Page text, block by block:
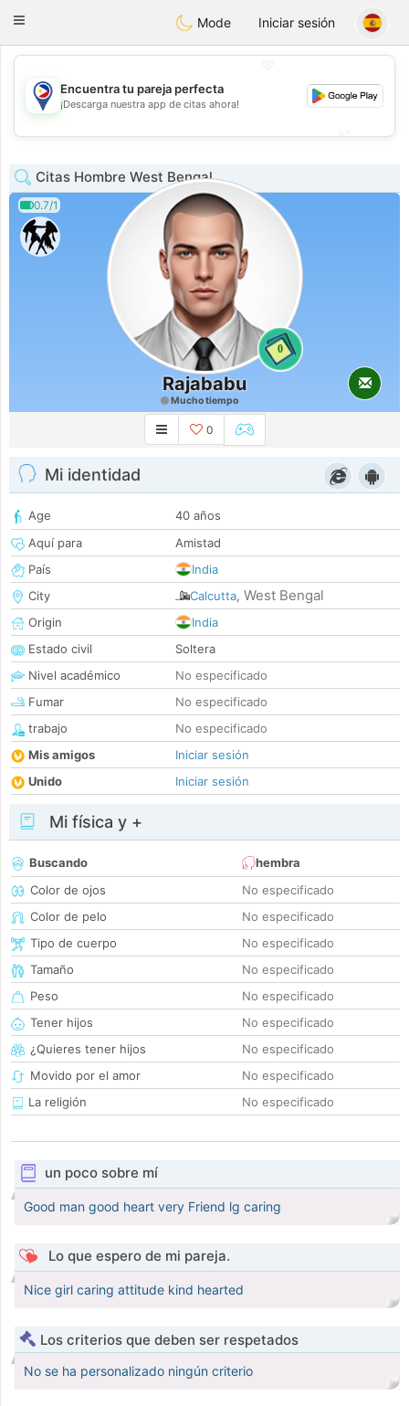
Philippines Chat
Toggle
Mode Iniciar sesión
💖
💕
Encuentra tu pareja perfecta
¡Descarga nuestra app de citas ahora!
Citas Hombre West Bengal
0.7/1
0
Rajababu
Mucho tiempo
0
Mi identidad
Age
40 años
Aquí para
Amistad
País
India
City
Calcutta, West Bengal
Origin
India
Estado civil
Soltera
Nivel académico
No especificado
Fumar
No especificado
trabajo
No especificado
Mis amigos
Iniciar sesión
Unido
Iniciar sesión
Mi física y +
Buscando
hembra
Color de ojos
No especificado
Color de pelo
No especificado
Tipo de cuerpo
No especificado
Tamaño
No especificado
Peso
No especificado
Tener hijos
No especificado
¿Quieres tener hijos
No especificado
Movido por el amor
No especificado
La religión
No especificado
un poco sobre mí
Good man good heart very Friend lg caring
Lo que espero de mi pareja.
Nice girl caring attitude kind hearted
Los criterios que deben ser respetados
No se ha personalizado ningún criterio